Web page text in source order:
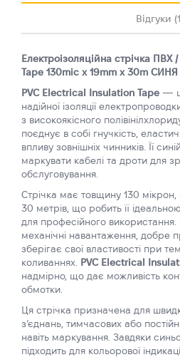
Відгуки
Електроізоляційна стрічка
Tape 130mic x 19mm x 30m СИНЯ
PVC Electrical Insulation Tape —
надійної ізоляції
з високоякісного
поєднує в собі гнучкість,
впливу зовнішніх чинників. Її
маркувати кабелі та дроти для
обслуговування.
Стрічка має товщину 130
30 метрів, що робить її
для професійного
механічні навантаження, добре
зберігає свої властивості при
коливаннях. PVC Electrical
надмірно, що дає можливість
обмотки.
Ця стрічка призначена для
з’єднань, тимчасових або
навіть маркування. Завдяки
підходить для кольорової